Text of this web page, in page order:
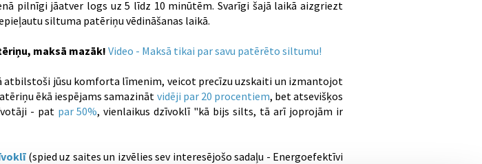
pilnīgi jāatver logs uz 5 līdz 10 minūtēm. Svarīgi šajā laikā aizgriezt
siltuma patēriņu vēdināšanas laikā.
maksā mazāk! Video - Maksā tikai par savu patērēto siltumu!
jūsu komforta līmenim, veicot precīzu uzskaiti un izmantojot
ēkā iespējams samazinātvidēji par 20 procentiem, bet atsevišķos
- pat par 50%, vienlaikus dzīvoklī "kā bijs silts, tā arī joprojām ir
(spied uz saites un izvēlies sev interesējošo sadaļu - Energoefektīvi